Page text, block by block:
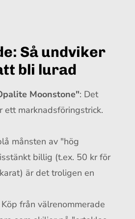
Så undviker
bli lurad
Moonstone": Det
ett marknadsföringstrick.
månsten av "hög
billig (t.ex. 50 kr för
är det troligen en
Köp från välrenommerade